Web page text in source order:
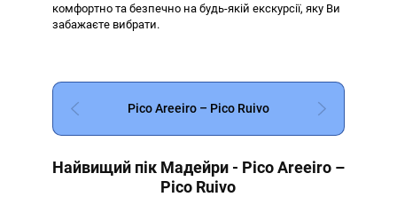
комфортно та безпечно на будь-якій екскурсії, яку Ви
забажаєте вибрати.
Pico Areeiro – Pico Ruivo
Найвищий пік Мадейри - Pico Areeiro –
Pico Ruivo